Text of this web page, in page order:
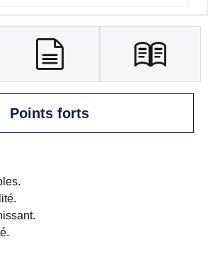
Points forts